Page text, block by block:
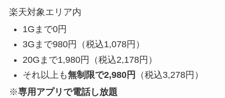
楽天対象エリア内
1Gまで0円
3Gまで980円（税込1,078円）
20Gまで1,980円（税込2,178円）
それ以上も無制限で2,980円
（税込3,278円）
※専用アプリで電話し放題